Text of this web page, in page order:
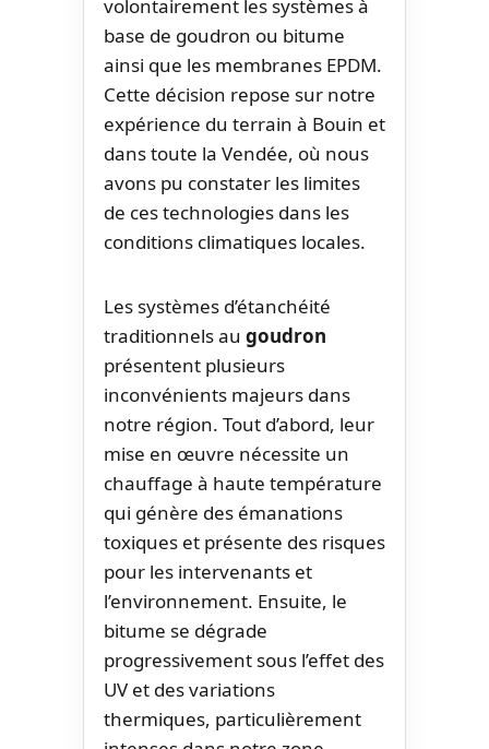
volontairement les systèmes à
base de goudron ou bitume
ainsi que les membranes EPDM.
Cette décision repose sur notre
expérience du terrain à Bouin et
dans toute la Vendée, où nous
avons pu constater les limites
de ces technologies dans les
conditions climatiques locales.
Les systèmes d’étanchéité
traditionnels au goudron
présentent plusieurs
inconvénients majeurs dans
notre région. Tout d’abord, leur
mise en œuvre nécessite un
chauffage à haute température
qui génère des émanations
toxiques et présente des risques
pour les intervenants et
l’environnement. Ensuite, le
bitume se dégrade
progressivement sous l’effet des
UV et des variations
thermiques, particulièrement